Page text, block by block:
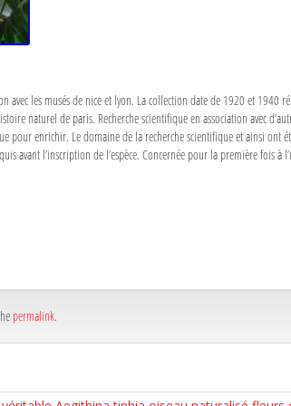
avec les musés de nice et lyon. La collection date de 1920 et
naturel de paris. Recherche scientifique en association avec
pour enrichir. Le domaine de la recherche scientifique et ainsi ont
avant l’inscription de l’espèce. Concernée pour la première
permalink.